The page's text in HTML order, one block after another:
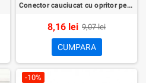
Conector cauciucat cu opritor pentru furtun (1/2)
8,16 lei 9,07 lei
CUMPARA
-10%